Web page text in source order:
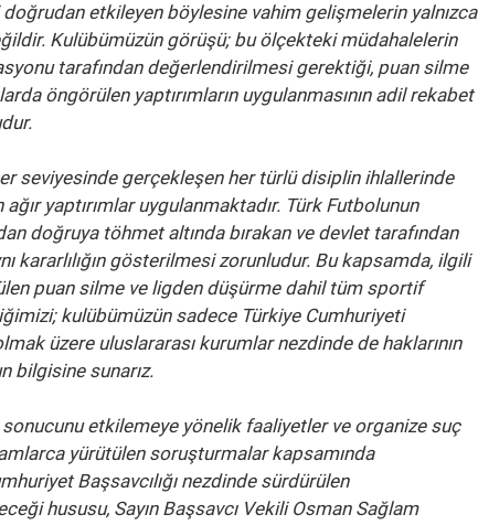
etkileyen böylesine vahim gelişmelerin yalnızca
Kulübümüzün görüşü; bu ölçekteki müdahalelerin
tarafından değerlendirilmesi gerektiği, puan silme
öngörülen yaptırımların uygulanmasının adil rekabet
seviyesinde gerçekleşen her türlü disiplin ihlallerinde
yaptırımlar uygulanmaktadır. Türk Futbolunun
doğruya töhmet altında bırakan ve devlet tarafından
kararlılığın gösterilmesi zorunludur. Bu kapsamda, ilgili
puan silme ve ligden düşürme dahil tüm sportif
kulübümüzün sadece Türkiye Cumhuriyeti
üzere uluslararası kurumlar nezdinde de haklarının
bilgisine sunarız.
etkilemeye yönelik faaliyetler ve organize suç
yürütülen soruşturmalar kapsamında
Başsavcılığı nezdinde sürdürülen
hususu, Sayın Başsavcı Vekili Osman Sağlam